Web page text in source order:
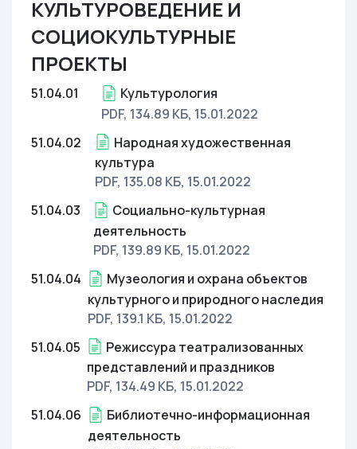
КУЛЬТУРОВЕДЕНИЕ И
СОЦИОКУЛЬТУРНЫЕ
ПРОЕКТЫ
51.04.01
Культурология
PDF, 134.89 КБ, 15.01.2022
51.04.02
Народная художественная
культура
PDF, 135.08 КБ, 15.01.2022
51.04.03
Социально-культурная
деятельность
PDF, 139.89 КБ, 15.01.2022
51.04.04
Музеология и охрана объектов
культурного и природного наследия
PDF, 139.1 КБ, 15.01.2022
51.04.05
Режиссура театрализованных
представлений и праздников
PDF, 134.49 КБ, 15.01.2022
51.04.06
Библиотечно-информационная
деятельность